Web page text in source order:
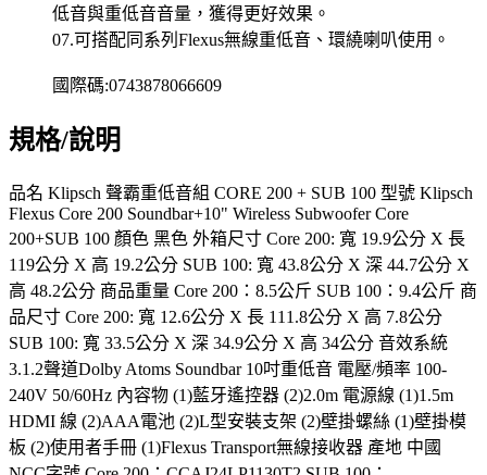
低音與重低音音量，獲得更好效果。
07.可搭配同系列Flexus無線重低音、環繞喇叭使用。
國際碼:0743878066609
規格/說明
品名 Klipsch 聲霸重低音組 CORE 200 + SUB 100 型號 Klipsch
Flexus Core 200 Soundbar+10" Wireless Subwoofer Core
200+SUB 100 顏色 黑色 外箱尺寸 Core 200: 寬 19.9公分 X 長
119公分 X 高 19.2公分 SUB 100: 寬 43.8公分 X 深 44.7公分 X
高 48.2公分 商品重量 Core 200：8.5公斤 SUB 100：9.4公斤 商
品尺寸 Core 200: 寬 12.6公分 X 長 111.8公分 X 高 7.8公分
SUB 100: 寬 33.5公分 X 深 34.9公分 X 高 34公分 音效系統
3.1.2聲道Dolby Atoms Soundbar 10吋重低音 電壓/頻率 100-
240V 50/60Hz 內容物 (1)藍牙遙控器 (2)2.0m 電源線 (1)1.5m
HDMI 線 (2)AAA電池 (2)L型安裝支架 (2)壁掛螺絲 (1)壁掛模
板 (2)使用者手冊 (1)Flexus Transport無線接收器 產地 中國